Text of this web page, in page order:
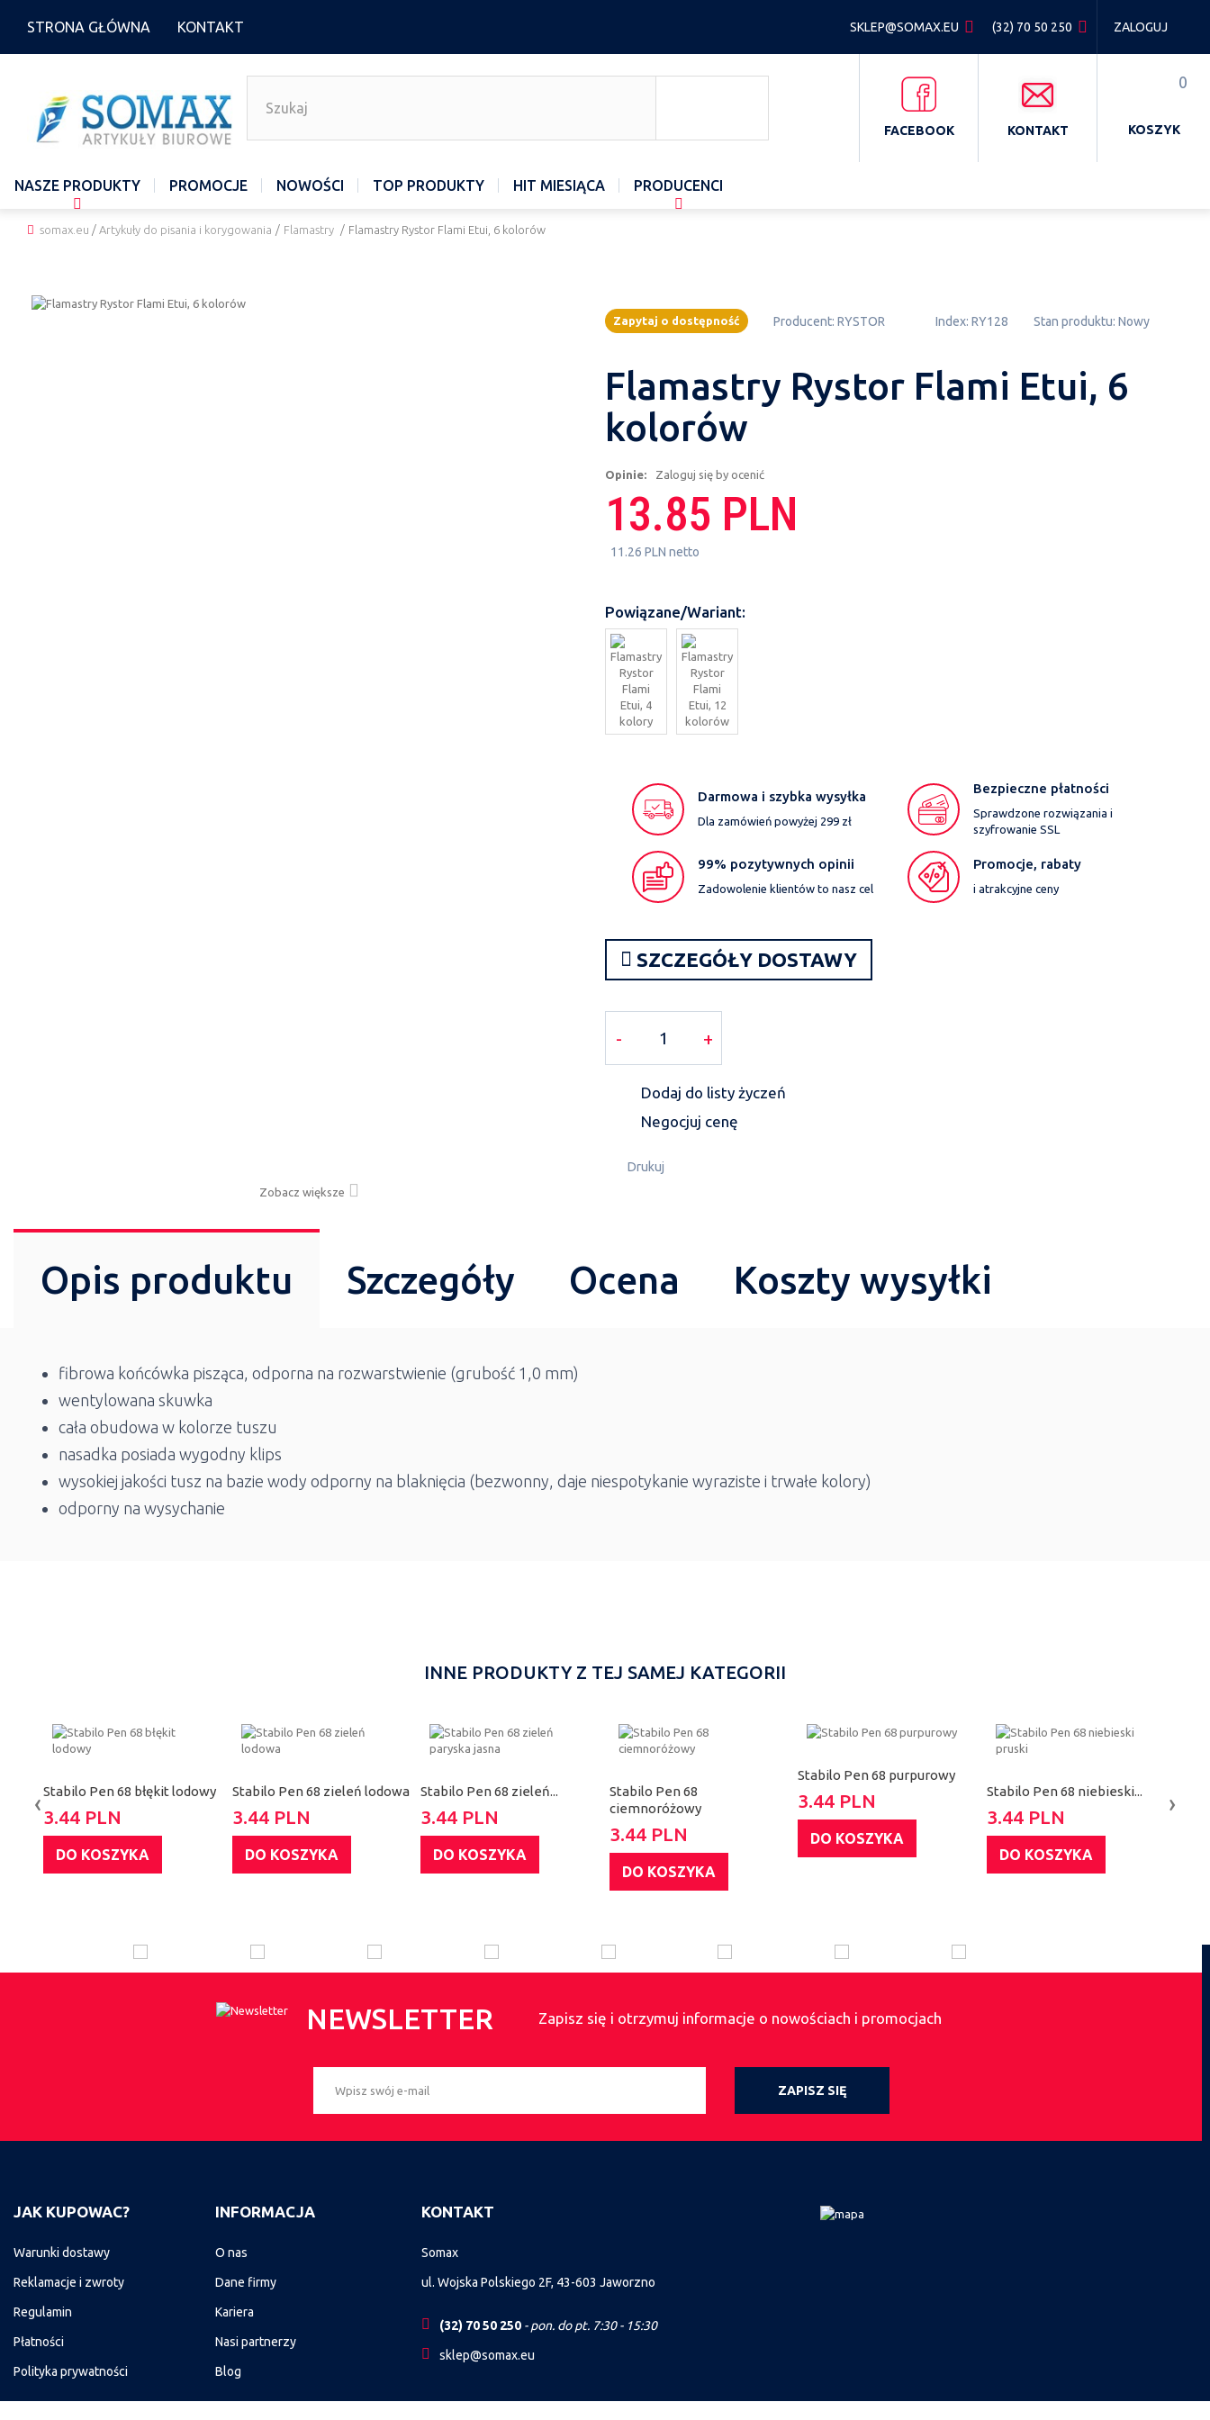
STRONA GŁÓWNA KONTAKT SKLEP@SOMAX.EU (32) 70 50 250 ZALOGUJ
FACEBOOK KONTAKT
0
KOSZYK
NASZE PRODUKTY PROMOCJE NOWOŚCI TOP PRODUKTY HIT MIESIĄCA PRODUCENCI
somax.eu / Artykuły do pisania i korygowania / Flamastry / Flamastry Rystor Flami Etui, 6 kolorów
Zobacz większe
Zapytaj o dostępność Producent: RYSTOR Index: RY128 Stan produktu: Nowy
Flamastry Rystor Flami Etui, 6
kolorów
Opinie: Zaloguj się by ocenić
13.85 PLN
11.26 PLN netto
Powiązane/Wariant:
Darmowa i szybka wysyłka
Dla zamówień powyżej 299 zł
Bezpieczne płatności
Sprawdzone rozwiązania i
szyfrowanie SSL
99% pozytywnych opinii
Zadowolenie klientów to nasz cel
Promocje, rabaty
i atrakcyjne ceny
SZCZEGÓŁY DOSTAWY
- +
Dodaj do listy życzeń
Negocjuj cenę
Drukuj
Opis produktu Szczegóły Ocena Koszty wysyłki
fibrowa końcówka pisząca, odporna na rozwarstwienie (grubość 1,0 mm)
wentylowana skuwka
cała obudowa w kolorze tuszu
nasadka posiada wygodny klips
wysokiej jakości tusz na bazie wody odporny na blaknięcia (bezwonny, daje niespotykanie wyraziste i trwałe kolory)
odporny na wysychanie
INNE PRODUKTY Z TEJ SAMEJ KATEGORII
Stabilo Pen 68 błękit lodowy
3.44 PLN
DO KOSZYKA
Stabilo Pen 68 zieleń lodowa
3.44 PLN
DO KOSZYKA
Stabilo Pen 68 zieleń...
3.44 PLN
DO KOSZYKA
Stabilo Pen 68
ciemnoróżowy
3.44 PLN
DO KOSZYKA
Stabilo Pen 68 purpurowy
3.44 PLN
DO KOSZYKA
Stabilo Pen 68 niebieski...
3.44 PLN
DO KOSZYKA
‹ ›
NEWSLETTER Zapisz się i otrzymuj informacje o nowościach i promocjach
ZAPISZ SIĘ
JAK KUPOWAC?
Warunki dostawy
Reklamacje i zwroty
Regulamin
Płatności
Polityka prywatności
INFORMACJA
O nas
Dane firmy
Kariera
Nasi partnerzy
Blog
KONTAKT
Somax
ul. Wojska Polskiego 2F, 43-603 Jaworzno
(32) 70 50 250 - pon. do pt. 7:30 - 15:30
sklep@somax.eu